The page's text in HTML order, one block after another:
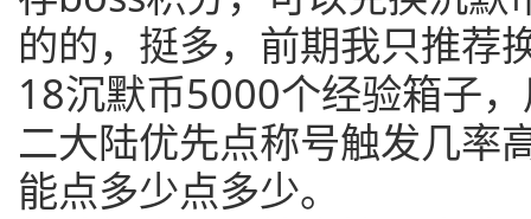
的的，挺多，前期我只推荐
18沉默币5000个经验箱子
二大陆优先点称号触发几率
能点多少点多少。